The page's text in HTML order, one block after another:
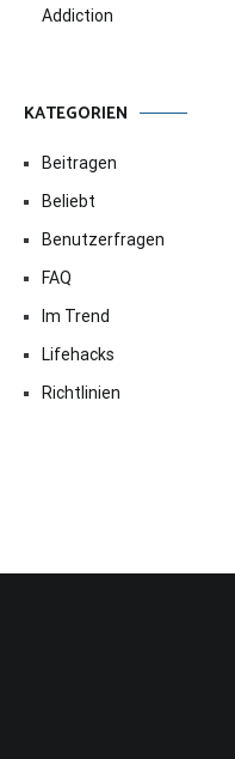
Addiction
KATEGORIEN
Beitragen
Beliebt
Benutzerfragen
FAQ
Im Trend
Lifehacks
Richtlinien